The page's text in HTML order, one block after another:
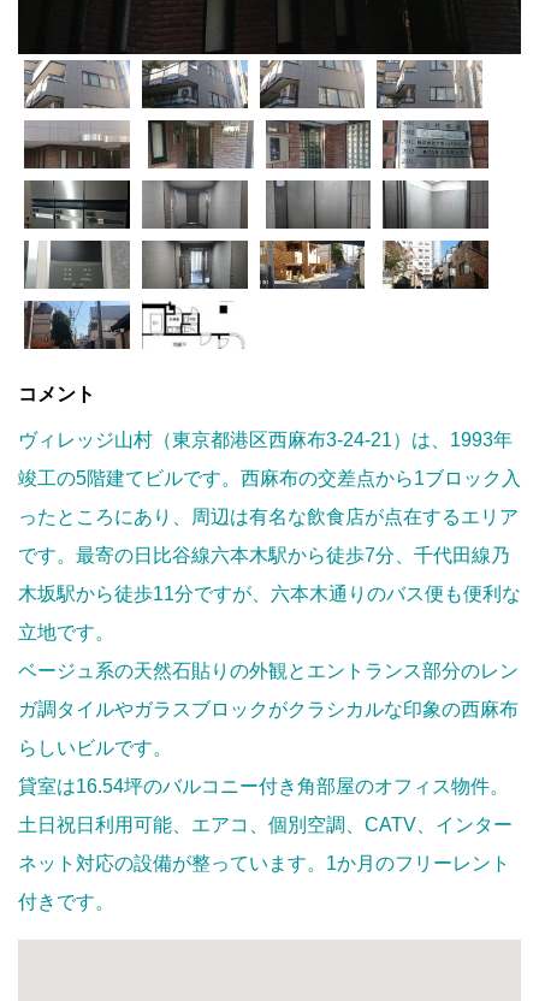
コメント
ヴィレッジ山村（東京都港区西麻布3-24-21）は、1993年
竣工の5階建てビルです。西麻布の交差点から1ブロック入
ったところにあり、周辺は有名な飲食店が点在するエリア
です。最寄の日比谷線六本木駅から徒歩7分、千代田線乃
木坂駅から徒歩11分ですが、六本木通りのバス便も便利な
立地です。
ベージュ系の天然石貼りの外観とエントランス部分のレン
ガ調タイルやガラスブロックがクラシカルな印象の西麻布
らしいビルです。
貸室は16.54坪のバルコニー付き角部屋のオフィス物件。
土日祝日利用可能、エアコ、個別空調、CATV、インター
ネット対応の設備が整っています。1か月のフリーレント
付きです。